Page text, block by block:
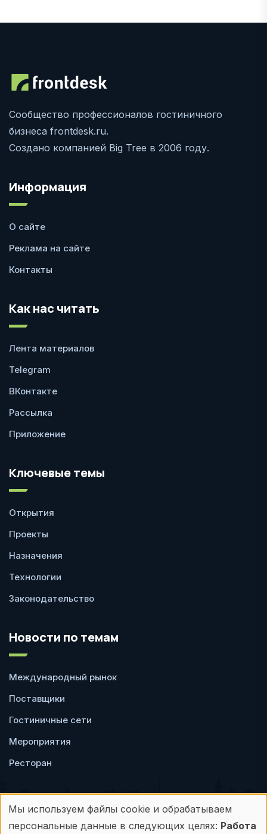
Сообщество профессионалов гостиничного
бизнеса frontdesk.ru.
Создано компанией Big Tree в 2006 году.
Информация
О сайте
Реклама на сайте
Контакты
Как нас читать
Лента материалов
Telegram
ВКонтакте
Рассылка
Приложение
Ключевые темы
Открытия
Проекты
Назначения
Технологии
Законодательство
Новости по темам
Международный рынок
Поставщики
Гостиничные сети
Мероприятия
Ресторан
Использование
Мы используем файлы cookie и обрабатываем
персональные данные в следующих целях: Работа